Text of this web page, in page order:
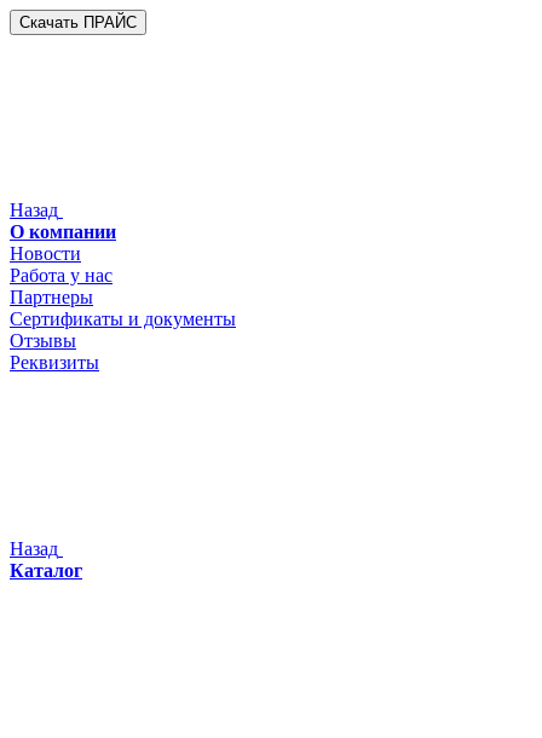
Скачать ПРАЙС
Назад
О компании
Новости
Работа у нас
Партнеры
Сертификаты и документы
Отзывы
Реквизиты
Назад
Каталог